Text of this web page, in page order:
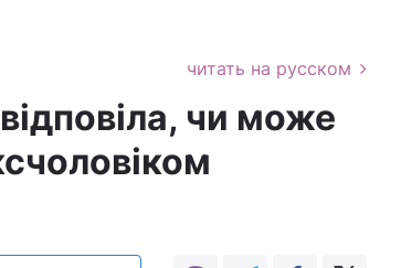
читать на русском
чи може